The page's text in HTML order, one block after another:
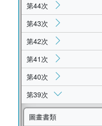
第44次
第43次
第42次
第41次
第40次
第39次
圖畫書類